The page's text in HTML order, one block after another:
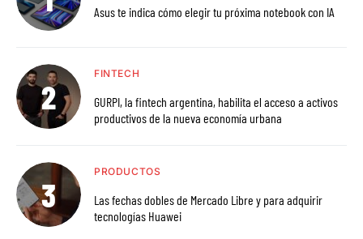
Asus te indica cómo elegir tu próxima notebook con IA
FINTECH
GURPI, la fintech argentina, habilita el acceso a activos
productivos de la nueva economía urbana
PRODUCTOS
Las fechas dobles de Mercado Libre y para adquirir
tecnologías Huawei